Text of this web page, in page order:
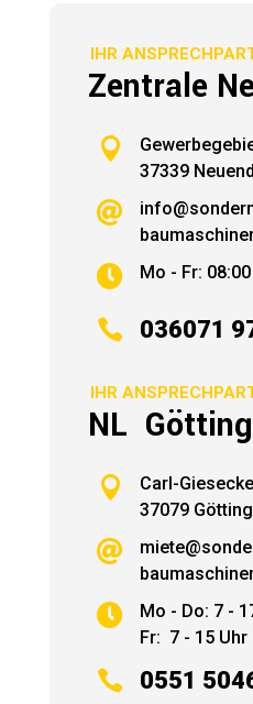
IHR
Zentrale

37339

 Mo - Fr:
 036071
IHR
NL

Carl-
37079


Mo - Do: 7 -
Fr: 7 - 15 Uhr
 0551